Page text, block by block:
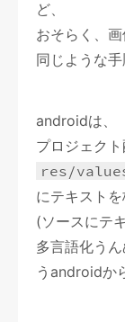
ど、
おそらく、
同じような手
androidは、
プロジェク
res/
にテキストを
(ソースにテ
多言語化う
うandroidか